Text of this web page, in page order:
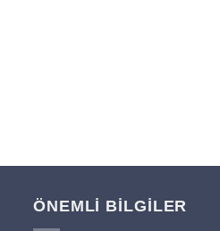
ÖNEMLİ BİLGİLER